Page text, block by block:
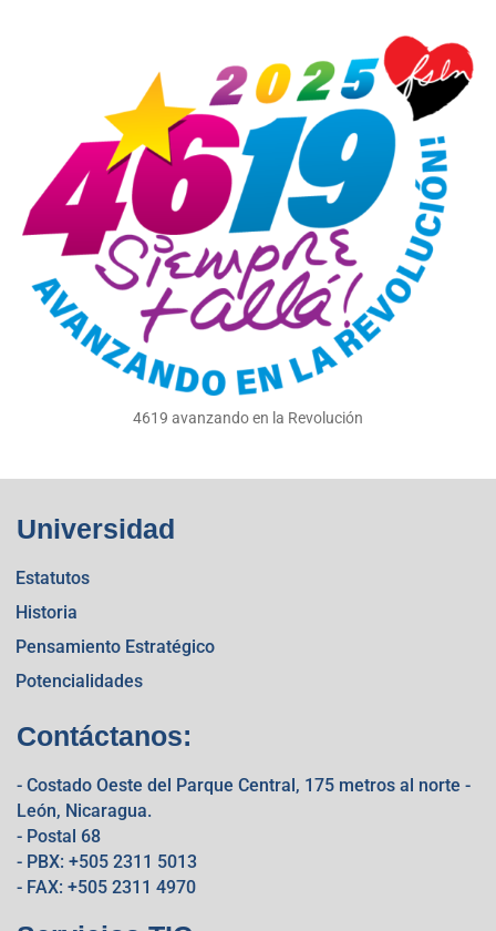
4619 avanzando en la Revolución
Universidad
Estatutos
Historia
Pensamiento Estratégico
Potencialidades
Contáctanos:
- Costado Oeste del Parque Central, 175 metros al norte -
León, Nicaragua.
- Postal 68
- PBX: +505 2311 5013
- FAX: +505 2311 4970